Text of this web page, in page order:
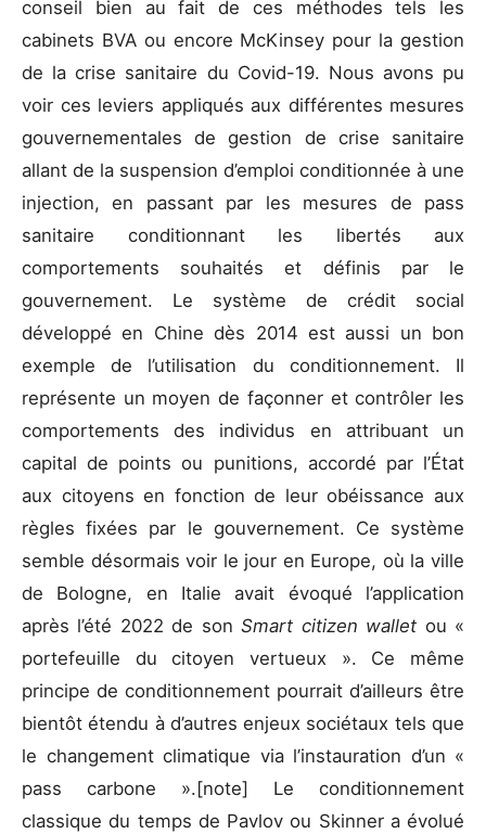
conseil bien au fait de ces méthodes tels les
cabinets BVA ou encore McKinsey pour la gestion
de la crise sanitaire du Covid-19. Nous avons pu
voir ces leviers appliqués aux différentes mesures
gouvernementales de gestion de crise sanitaire
allant de la suspension d’emploi conditionnée à une
injection, en passant par les mesures de pass
sanitaire conditionnant les libertés aux
comportements souhaités et définis par le
gouvernement. Le système de crédit social
développé en Chine dès 2014 est aussi un bon
exemple de l’utilisation du conditionnement. Il
représente un moyen de façonner et contrôler les
comportements des individus en attribuant un
capital de points ou punitions, accordé par l’État
aux citoyens en fonction de leur obéissance aux
règles fixées par le gouvernement. Ce système
semble désormais voir le jour en Europe, où la ville
de Bologne, en Italie avait évoqué l’application
après l’été 2022 de sonSmart citizen wallet ou «
portefeuille du citoyen vertueux ». Ce même
principe de conditionnement pourrait d’ailleurs être
bientôt étendu à d’autres enjeux sociétaux tels que
le changement climatique via l’instauration d’un «
pass carbone ».[note] Le conditionnement
classique du temps de Pavlov ou Skinner a évolué